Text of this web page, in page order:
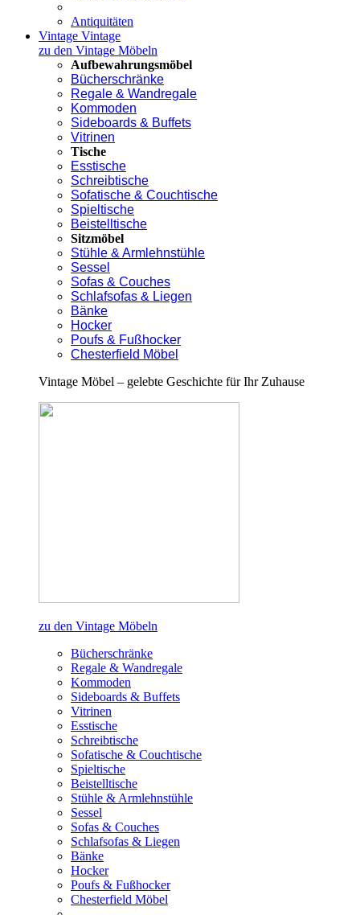
Antiquitäten
Vintage Vintage
zu den Vintage Möbeln
Aufbewahrungsmöbel
Bücherschränke
Regale & Wandregale
Kommoden
Sideboards & Buffets
Vitrinen
Tische
Esstische
Schreibtische
Sofatische & Couchtische
Spieltische
Beistelltische
Sitzmöbel
Stühle & Armlehnstühle
Sessel
Sofas & Couches
Schlafsofas & Liegen
Bänke
Hocker
Poufs & Fußhocker
Chesterfield Möbel
Vintage Möbel – gelebte Geschichte für Ihr Zuhause
zu den Vintage Möbeln
Bücherschränke
Regale & Wandregale
Kommoden
Sideboards & Buffets
Vitrinen
Esstische
Schreibtische
Sofatische & Couchtische
Spieltische
Beistelltische
Stühle & Armlehnstühle
Sessel
Sofas & Couches
Schlafsofas & Liegen
Bänke
Hocker
Poufs & Fußhocker
Chesterfield Möbel